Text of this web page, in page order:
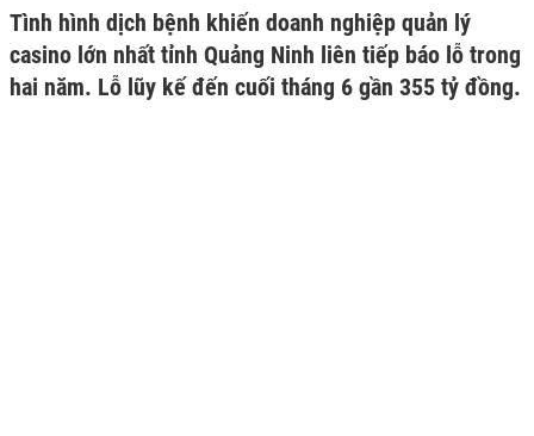
Tình hình dịch bệnh khiến doanh nghiệp quản lý
casino lớn nhất tỉnh Quảng Ninh liên tiếp báo lỗ trong
hai năm. Lỗ lũy kế đến cuối tháng 6 gần 355 tỷ đồng.